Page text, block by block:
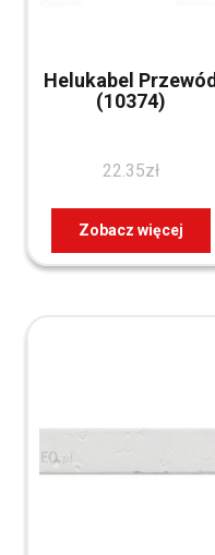
Helukabel Przewód
(10374)
22.35zł
Zobacz więcej